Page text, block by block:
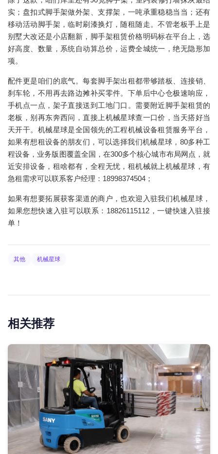
实； 盘扣式脚手架做外架、支撑架，一吨承重稳稳当当；还有
移动活动脚手架 ，临时刷漆换灯，随租随走。不管老板手上是
别墅大改还是小店翻新， 脚手架租赁价格明码标在平台上，选
好高度、数量，系统自动算总价，运费全城统一，绝无隐形加
项。
配件更是咱们的底气。每套脚手架出租都带够踏板、连接销、
刹车轮，不用再去路边摊补买零件。下单后中心仓极速响应，
手机点一点，架子直接送到工地门口。需要附近脚手架租赁的
老板，别再东奔西问，直接上机械星球查一口价，当天搭好当
天开干。机械星球是全国领先的工程机械设备租赁服务平台，
如果有想租设备的朋友们，可以选择我们机械星球，80多种工
程设备，业务版图覆盖全国，在300多个核心城市布局网点，就
近安排设备，租啥都有，全程无忧，租机械就上机械星球，有
急租需求可以联系客户经理：18998374504；
如果有想要拓展获客渠道的商户，也欢迎入驻我们机械星球，
如果您想快速入驻可以联系：18826115112，一键快速入驻接
单！
其他 机械星球
相关推荐